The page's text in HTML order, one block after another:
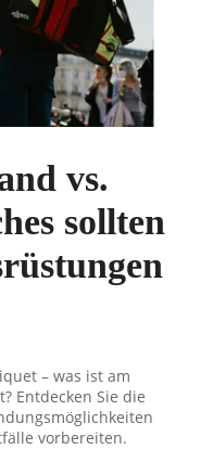
vs.
sollten
– was ist am
Entdecken Sie die
vorbereiten.